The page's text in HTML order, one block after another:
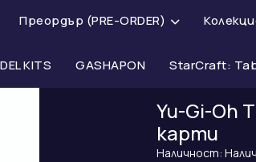
Преордър (PRE-ORDER)
KITS GASHAPON StarCraft:
Yu-Gi-Oh
карти
Наличност: